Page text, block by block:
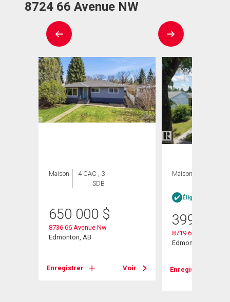
8724 66 Avenue NW
Maison
4 CAC , 3
SDB
650 000 $
8736 66 Avenue Nw
Edmonton, AB
Enregistrer Voir
Maison
Éligible Louer
399 900
8719 67 Avenue Nw
Edmonton, AB
Enregistrer